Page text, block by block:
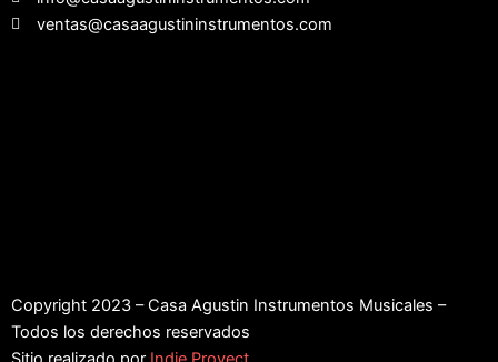
ventas@casaagustininstrumentos.com
Copyright 2023 – Casa Agustin Instrumentos Musicales –
Todos los derechos reservados